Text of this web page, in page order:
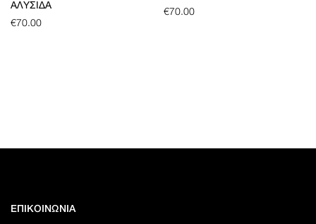
ΑΛΥΣΊΔΑ
€70.00
€70.00
ΕΠΙΚΟΙΝΩΝΙΑ